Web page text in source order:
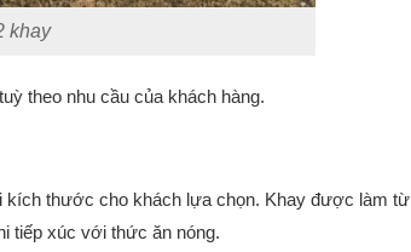
khay
theo nhu cầu của khách hàng.
kích thước cho khách lựa chọn. Khay được làm từ
tiếp xúc với thức ăn nóng.